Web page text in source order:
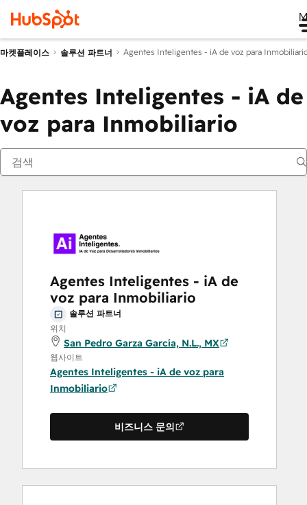
마켓플레이스 솔루션 파트너 Agentes Inteligentes - iA de voz para
Agentes Inteligentes - iA de
voz para Inmobiliario
Agentes Inteligentes - iA de
voz para Inmobiliario
솔루션 파트너
위치
San Pedro Garza García, N.L., MX
웹사이트
Agentes Inteligentes - iA de voz para
Inmobiliario
비즈니스 문의